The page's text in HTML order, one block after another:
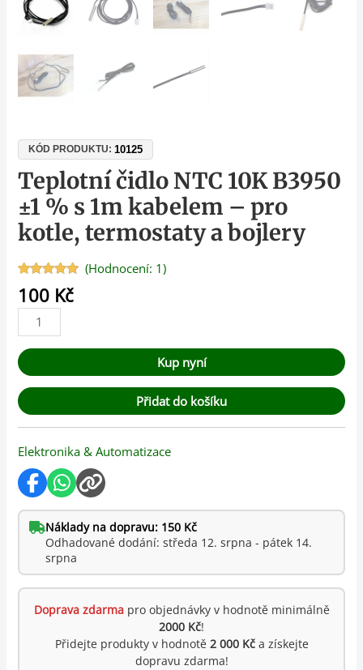
KÓD PRODUKTU:10125
Teplotní čidlo NTC 10K B3950
±1 % s 1m kabelem – pro
kotle, termostaty a bojlery
Hodnoceno
5.00z 5 na
základě
hodnocení
zákazníka
(Hodnocení: 1)
100 Kč
Kup nyní
Přidat do košíku
Elektronika & Automatizace
Náklady na dopravu: 150 Kč
Odhadované dodání: středa 12. srpna - pátek 14.
srpna
Doprava zdarmapro objednávky v hodnotě minimálně
2000 Kč!
Přidejte produkty v hodnotě 2 000 Kča získejte
dopravu zdarma!